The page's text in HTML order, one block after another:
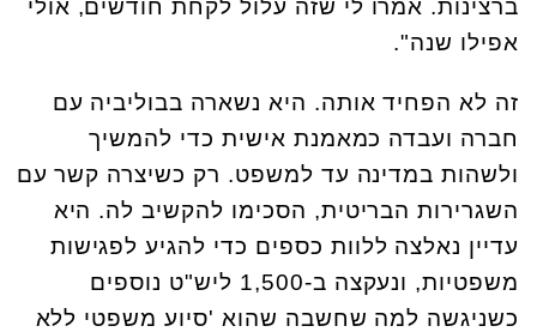
ברצינות. אמרו לי שזה עלול לקחת חודשים, אולי
אפילו שנה".
זה לא הפחיד אותה. היא נשארה בבוליביה עם
חברה ועבדה כמאמנת אישית כדי להמשיך
ולשהות במדינה עד למשפט. רק כשיצרה קשר עם
השגרירות הבריטית, הסכימו להקשיב לה. היא
עדיין נאלצה ללוות כספים כדי להגיע לפגישות
משפטיות, ונעקצה ב-1,500 ליש"ט נוספים
כשניגשה למה שחשבה שהוא 'סיוע משפטי ללא